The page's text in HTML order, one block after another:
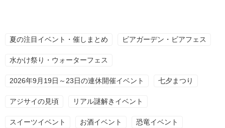
夏の注目イベント・催しまとめ ビアガーデン・ビアフェス
水かけ祭り・ウォーターフェス
2026年9月19日～23日の連休開催イベント 七夕まつり
アジサイの見頃 リアル謎解きイベント
スイーツイベント お酒イベント 恐竜イベント